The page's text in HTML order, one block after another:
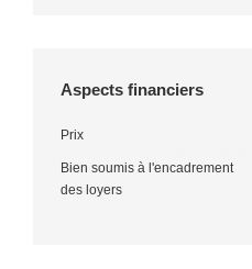
Aspects financiers
Prix
Bien soumis à l'encadrement
des loyers